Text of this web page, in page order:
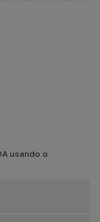
usando o